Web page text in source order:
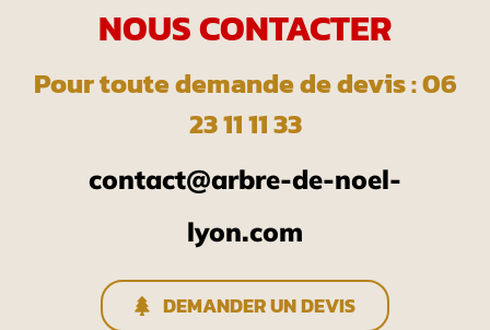
NOUS CONTACTER
Pour toute demande de devis : 06
23 11 11 33
contact@arbre-de-noel-
lyon.com
DEMANDER UN DEVIS